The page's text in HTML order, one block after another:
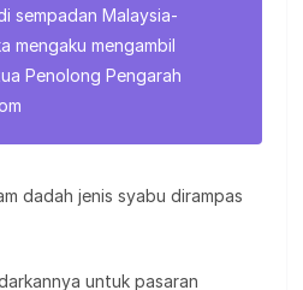
sempadan Malaysia-
mengaku mengambil
Penolong Pengarah
dadah jenis syabu dirampas
untuk pasaran